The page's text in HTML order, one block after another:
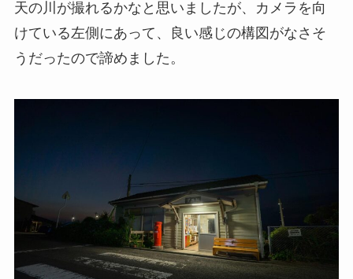
天の川が撮れるかなと思いましたが、カメラを向
けている左側にあって、良い感じの構図がなさそ
うだったので諦めました。